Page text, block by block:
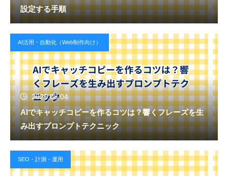
設定する手順
AI活用・自動化（Web制作向け）
2026.08.04
AIでキャッチコピーを作るコツは？響くフレーズを生
み出すプロンプトテクニック
SEO・計測・運用